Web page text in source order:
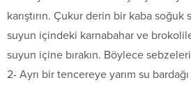
karıştırın. Çukur derin bir kaba
suyun içindeki karnabahar ve
suyun içine bırakın. Böylece
2- Ayrı bir tencereye yarım su